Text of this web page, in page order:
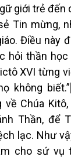
giới trẻ đến
Tin mừng,
Điều này
hỏi thần
XVI từng
không biết.”
về Chúa
Thần, để
lạc. Như
cho sứ vụ